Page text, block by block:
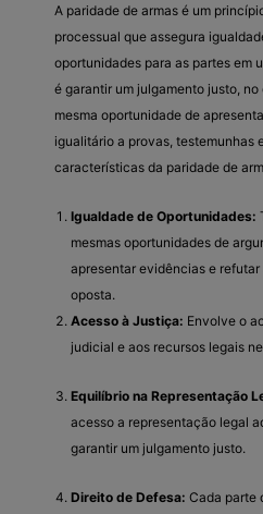
A paridade de armas é um
processual que assegura
oportunidades para as partes em
é garantir um julgamento justo,
mesma oportunidade de
igualitário a provas, testemunhas
características da paridade de
Igualdade de Oportunidades:
mesmas oportunidades de
apresentar evidências e
oposta.
Acesso à Justiça: Envolve o
judicial e aos recursos legais
Equilíbrio na Representação
acesso a representação legal
garantir um julgamento justo.
Direito de Defesa: Cada parte